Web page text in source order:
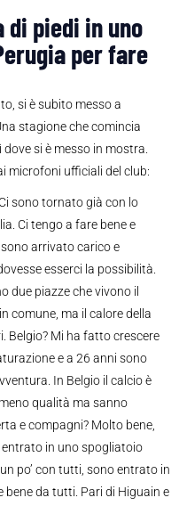
di piedi in uno
per fare
si è subito messo a
stagione che comincia
si è messo in mostra.
microfoni ufficiali del club:
sono tornato già con lo
Ci tengo a fare bene e
arrivato carico e
esserci la possibilità.
due piazze che vivono il
comune, ma il calore della
Belgio? Mi ha fatto crescere
e a 26 anni sono
In Belgio il calcio è
qualità ma sanno
e compagni? Molto bene,
in uno spogliatoio
po’ con tutti, sono entrato in
bene da tutti. Pari di Higuain e